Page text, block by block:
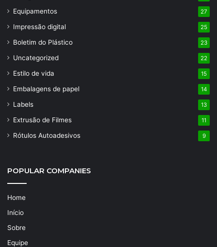
Equipamentos 27
Impressão digital 25
Boletim do Plástico 23
Uncategorized 22
Estilo de vida 15
Embalagens de papel 14
Labels 13
Extrusão de Filmes 11
Rótulos Autoadesivos 9
POPULAR COMPANIES
Home
Início
Sobre
Equipe